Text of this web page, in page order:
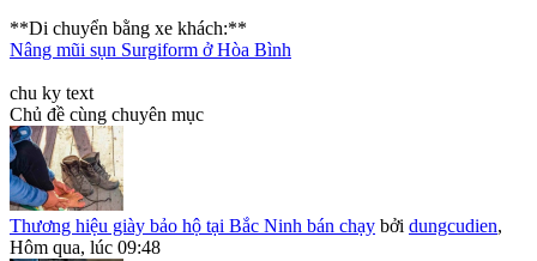
**Di chuyển bằng xe khách:**
Nâng mũi sụn Surgiform ở Hòa Bình
chu ky text
Chủ đề cùng chuyên mục
Thương hiệu giày bảo hộ tại Bắc Ninh bán chạy bởi dungcudien,
Hôm qua, lúc 09:48